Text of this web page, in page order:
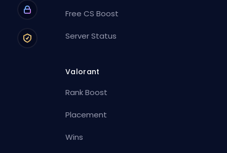
Free CS Boost
Server Status
Valorant
Rank Boost
Placement
Wins